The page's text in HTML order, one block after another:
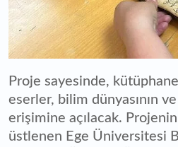
Proje sayesinde,
eserler, bilim dünyasının ve
erişimine açılacak.
üstlenen Ege Üniversitesi